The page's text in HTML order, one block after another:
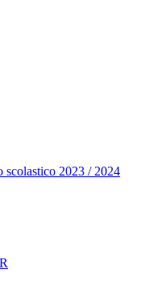
scolastico 2023 / 2024